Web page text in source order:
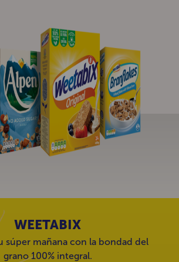
WEETABIX
súper mañana con la bondad del
grano 100% integral.